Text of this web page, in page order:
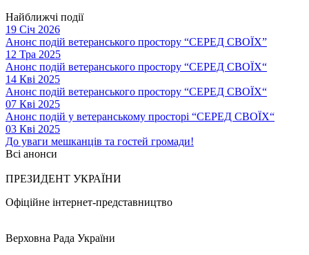
Найближчі події
19 Січ 2026
Анонс подій ветеранського простору “СЕРЕД СВОЇХ”
12 Тра 2025
Анонс подій ветеранського простору “СЕРЕД СВОЇХ“
14 Кві 2025
Анонс подій ветеранського простору “СЕРЕД СВОЇХ“
07 Кві 2025
Анонс подій у ветеранському просторі “СЕРЕД СВОЇХ“
03 Кві 2025
До уваги мешканців та гостей громади!
Всі анонси
ПРЕЗИДЕНТ УКРАЇНИ
Офіційне інтернет-представництво
Верховна Рада України